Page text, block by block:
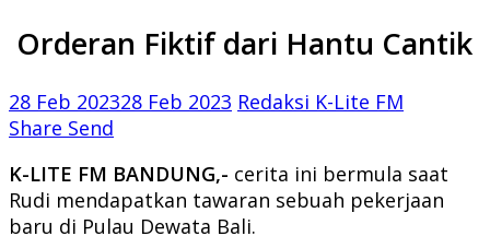
Orderan Fiktif dari Hantu Cantik
28 Feb 202328 Feb 2023 Redaksi K-Lite FM
Share Send
K-LITE FM BANDUNG,- cerita ini bermula saat
Rudi mendapatkan tawaran sebuah pekerjaan
baru di Pulau Dewata Bali.